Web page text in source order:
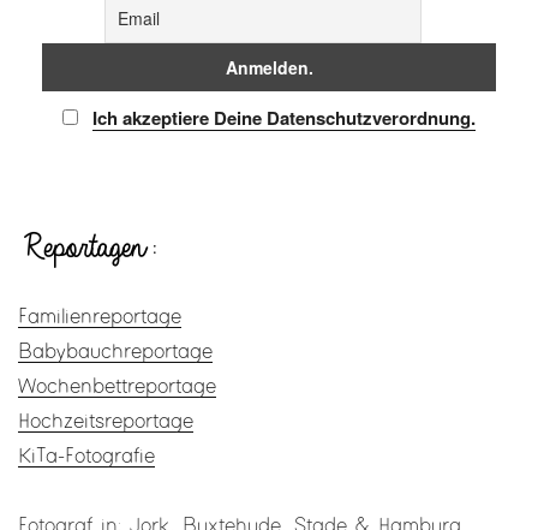
Ich akzeptiere Deine Datenschutzverordnung.
Reportagen:
Familienreportage
Babybauchreportage
Wochenbettreportage
Hochzeitsreportage
KiTa-Fotografie